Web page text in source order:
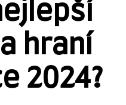
hraní
2024?